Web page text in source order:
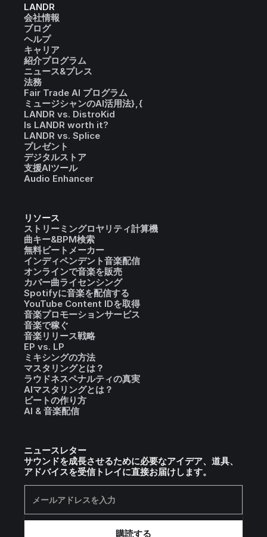
LANDR
会社情報
ブログ
ヘルプ
キャリア
紹介プログラム
ニュース&プレス
法務
Fair Trade AI プログラム
ミュージシャンのAI活用法},{
LANDR vs. DistroKid
Is LANDR worth it?
LANDR vs. Splice
プレゼント
デジタルストア
支援AIツール
Audio Enhancer
リソース
ストリーミングロヤリティ計算機
曲キー&BPM検索
無料ビートメーカー
インディペンデント音楽配信
オンラインで音楽を販売
カバー曲ライセンシング
Spotifyに音楽を配信する
YouTube Content IDを取得
音楽プロモーションサービス
音楽で稼ぐ
音楽リリース戦略
EP vs. LP
ミキシングの方法
マスタリングとは？
ラウドネスペナルティの真実
AIマスタリングとは？
ビートの作り方
AI & 音楽配信
ニュースレター
サウンドを成長させるために必要なアイデア、道具、
アドバイスを受信トレイに直接お届けします。